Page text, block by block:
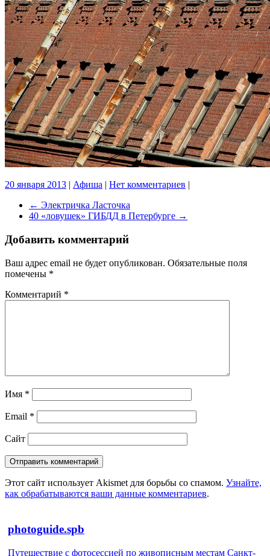
20 января 2013 | Афиша | Нет комментариев |
← Электричка Ласточка
40 «ловушек» ГИБДД в Петербурге →
Добавить комментарий
Ваш адрес email не будет опубликован. Обязательные поля
помечены *
Комментарий *
Имя *
Email *
Сайт
Этот сайт использует Akismet для борьбы со спамом. Узнайте,
как обрабатываются ваши данные комментариев.
photoguide.spb
Путешествие с фотосессией по живописным местам Санкт-